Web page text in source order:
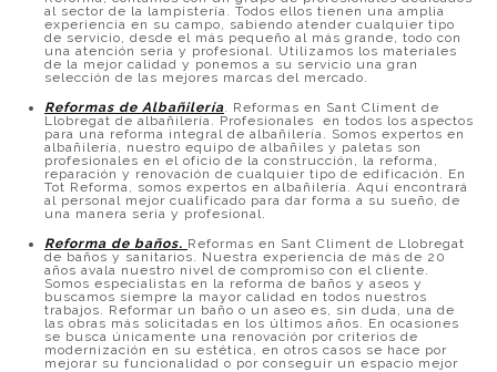
al sector de la lampistería. Todos ellos tienen una amplia
experiencia en su campo, sabiendo atender cualquier tipo
de servicio, desde el más pequeño al más grande, todo con
una atención seria y profesional. Utilizamos los materiales
de la mejor calidad y ponemos a su servicio una gran
selección de las mejores marcas del mercado.
Reformas de Albañilería. Reformas en Sant Climent de
Llobregat de albañilería. Profesionales en todos los aspectos
para una reforma integral de albañilería. Somos expertos en
albañilería, nuestro equipo de albañiles y paletas son
profesionales en el oficio de la construcción, la reforma,
reparación y renovación de cualquier tipo de edificación. En
Tot Reforma, somos expertos en albañilería. Aquí encontrará
al personal mejor cualificado para dar forma a su sueño, de
una manera seria y profesional.
Reforma de baños. Reformas en Sant Climent de Llobregat
de baños y sanitarios. Nuestra experiencia de más de 20
años avala nuestro nivel de compromiso con el cliente.
Somos especialistas en la reforma de baños y aseos y
buscamos siempre la mayor calidad en todos nuestros
trabajos. Reformar un baño o un aseo es, sin duda, una de
las obras más solicitadas en los últimos años. En ocasiones
se busca únicamente una renovación por criterios de
modernización en su estética, en otros casos se hace por
mejorar su funcionalidad o por conseguir un espacio mejor